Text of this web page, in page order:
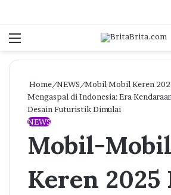
Menu
Home/NEWS/Mobil-Mobil Keren
Mengaspal di Indonesia: Era
Desain Futuristik Dimulai
NEWS
Mobil-Mobil
Keren 2025